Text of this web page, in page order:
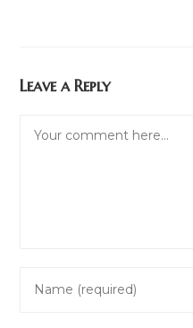
Leave a Reply
your